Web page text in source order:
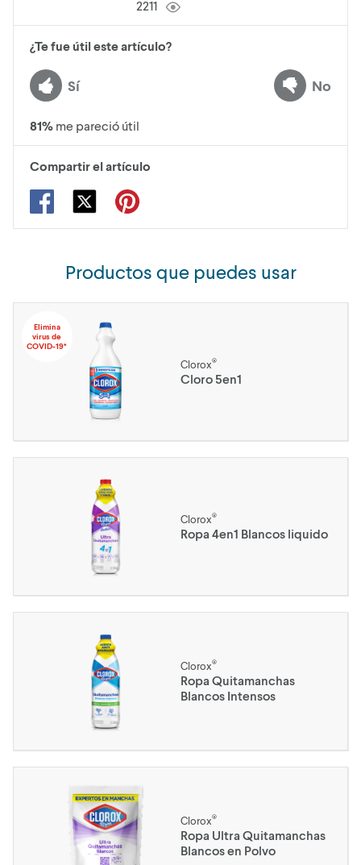
2211
¿Te fue útil este artículo?
Sí No
81% me pareció útil
Compartir el artículo
Productos que puedes usar
Elimina
virus de
COVID-19*
Clorox®
Cloro 5en1
Clorox®
Ropa 4en1 Blancos liquido
Clorox®
Ropa Quitamanchas
Blancos Intensos
Clorox®
Ropa Ultra Quitamanchas
Blancos en Polvo